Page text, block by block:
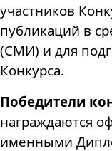
участников
публикаций в
(СМИ) и для
Конкурса.
Победители
награждаются
именными